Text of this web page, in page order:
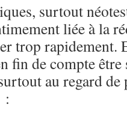
surtout
liée à la
trop rapidement.
fin de compte
au regard de
: